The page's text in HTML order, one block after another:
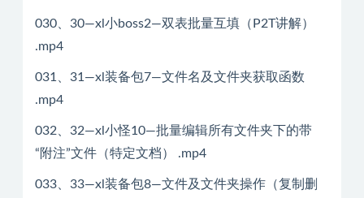
030、30—xl小boss2—双表批量互填（P2T讲解）
.mp4
031、31—xl装备包7—文件名及文件夹获取函数
.mp4
032、32—xl小怪10—批量编辑所有文件夹下的带
“附注”文件（特定文档） .mp4
033、33—xl装备包8—文件及文件夹操作（复制删